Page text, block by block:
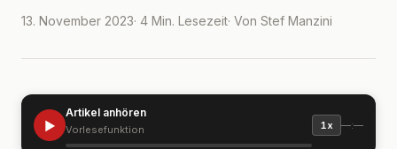
13. November 2023· 4 Min. Lesezeit· Von Stef Manzini
▶
Artikel anhören
Vorlesefunktion 1x —:—